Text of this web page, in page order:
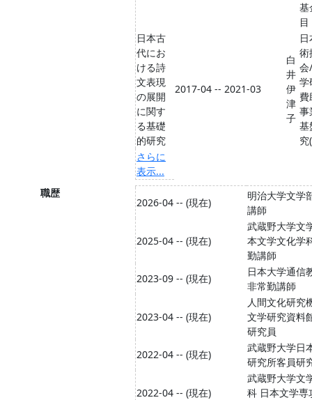
基
目
日本古
代にお
ける詩
文表現
の展開
に関す
る基礎
的研究
2017-04 -- 2021-03
白
井
伊
津
子
術
会
学
費
事
基
究
さらに
表示...
職歴
2026-04 -- (現在)
明治大学文学
講師
2025-04 -- (現在)
武蔵野大学文
本文学文化学
勤講師
2023-09 -- (現在)
日本大学通信
非常勤講師
2023-04 -- (現在)
人間文化研究
文学研究資料
研究員
2022-04 -- (現在)
武蔵野大学日
研究所客員研
2022-04 -- (現在)
武蔵野大学文
科 日本文学専